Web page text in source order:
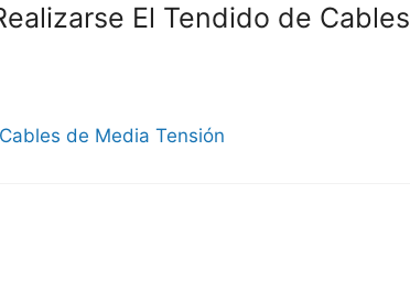
El Tendido de Cables
de Media Tensión